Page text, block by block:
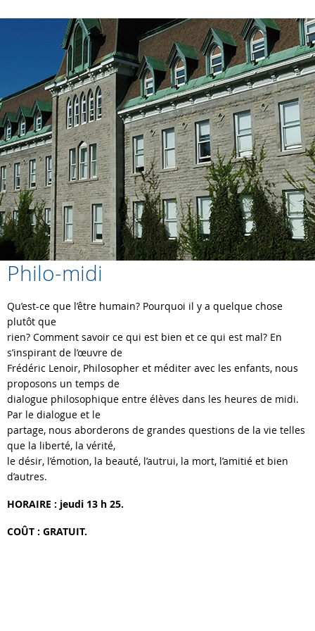
Philo-midi
Qu’est-ce que l’être humain? Pourquoi il y a quelque chose
plutôt que
rien? Comment savoir ce qui est bien et ce qui est mal? En
s’inspirant de l’œuvre de
Frédéric Lenoir, Philosopher et méditer avec les enfants, nous
proposons un temps de
dialogue philosophique entre élèves dans les heures de midi.
Par le dialogue et le
partage, nous aborderons de grandes questions de la vie telles
que la liberté, la vérité,
le désir, l’émotion, la beauté, l’autrui, la mort, l’amitié et bien
d’autres.
HORAIRE : jeudi 13 h 25.
COÛT : GRATUIT.